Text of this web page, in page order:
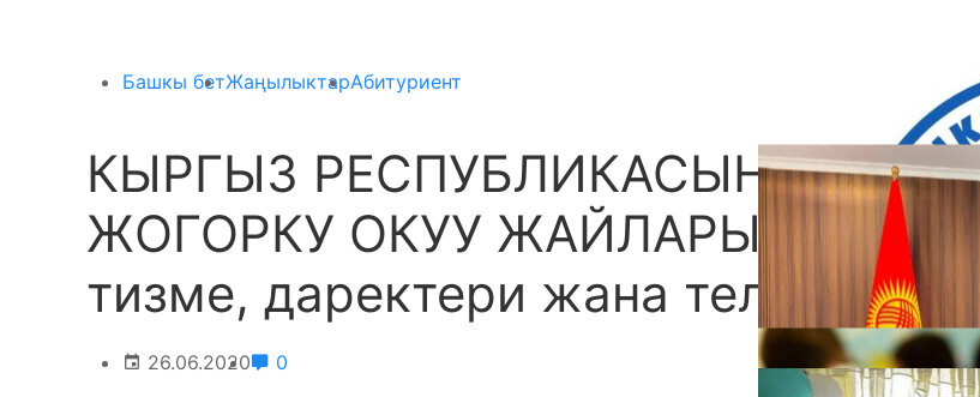
Башкы бетЖаңылыктарАбитуриент
КЫРГЫЗ РЕСПУБЛИКАСЫНЫН
ЖОГОРКУ ОКУУ ЖАЙЛАРЫ: толук
тизме, даректери жана телефондору
26.06.2020 0